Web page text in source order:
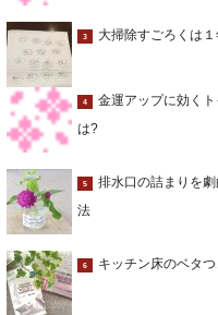
3 大掃除すごろくは
4
金運アップに効く
は?
5
排水口の詰まりを
法
6 キッチン床のベタ